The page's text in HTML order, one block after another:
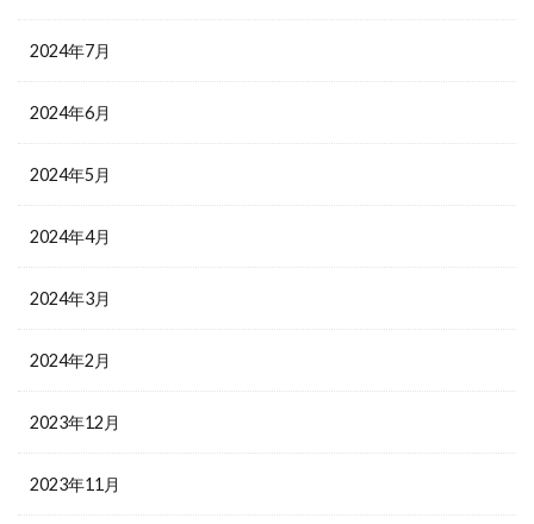
2024年7月
2024年6月
2024年5月
2024年4月
2024年3月
2024年2月
2023年12月
2023年11月